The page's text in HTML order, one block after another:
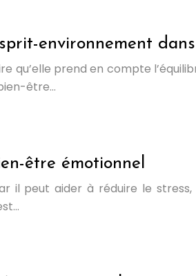
environnement
qu’elle prend en compte
être…
être émotionnel
il peut aider à réduire le